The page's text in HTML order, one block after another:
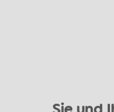
Sie und